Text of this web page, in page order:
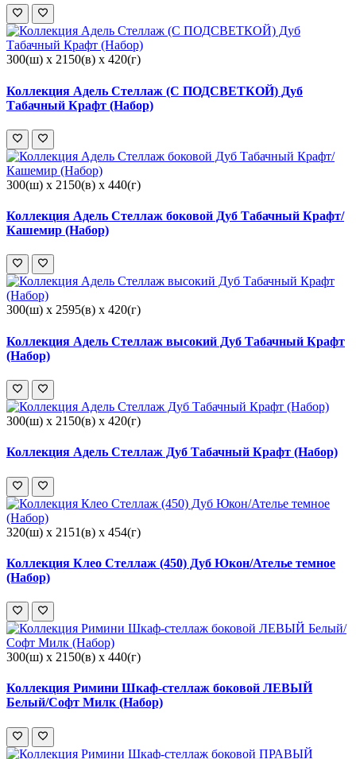
300(ш) x 2150(в) x 420(г)
Коллекция Адель Стеллаж (С ПОДСВЕТКОЙ) Дуб
Табачный Крафт (Набор)
300(ш) x 2150(в) x 440(г)
Коллекция Адель Стеллаж боковой Дуб Табачный Крафт/
Кашемир (Набор)
300(ш) x 2595(в) x 420(г)
Коллекция Адель Стеллаж высокий Дуб Табачный Крафт
(Набор)
300(ш) x 2150(в) x 420(г)
Коллекция Адель Стеллаж Дуб Табачный Крафт (Набор)
320(ш) x 2151(в) x 454(г)
Коллекция Клео Стеллаж (450) Дуб Юкон/Ателье темное
(Набор)
300(ш) x 2150(в) x 440(г)
Коллекция Римини Шкаф-стеллаж боковой ЛЕВЫЙ
Белый/Софт Милк (Набор)